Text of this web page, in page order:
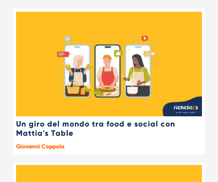
Un giro del mondo tra food e social con
Mattia's Table
Giovanni Coppola